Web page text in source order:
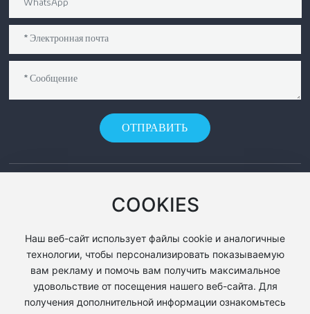
ОТПРАВИТЬ
Факс:+86 318 753 7111
почта:info@hengyingwirecloth.com
Адрес: NO.17 Jing Wu Road, High and New Tech Development
COOKIES
Наш веб-сайт использует файлы cookie и аналогичные
технологии, чтобы персонализировать показываемую
вам рекламу и помочь вам получить максимальное
удовольствие от посещения нашего веб-сайта. Для
получения дополнительной информации ознакомьтесь